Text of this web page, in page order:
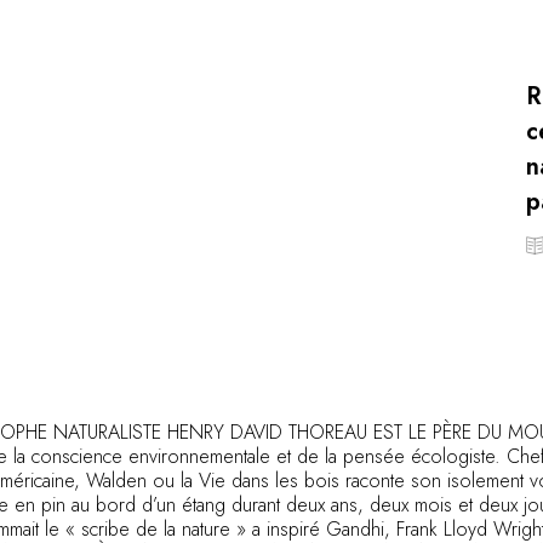
NATURALISTE HENRY DAVID THOREAU EST LE PÈRE DU
la conscience environnementale et de la pensée écologiste.
Walden ou la Vie dans les bois raconte son isolement
en pin au bord d’un étang durant deux ans, deux mois et deux
le « scribe de la nature » a inspiré Gandhi, Frank Lloyd